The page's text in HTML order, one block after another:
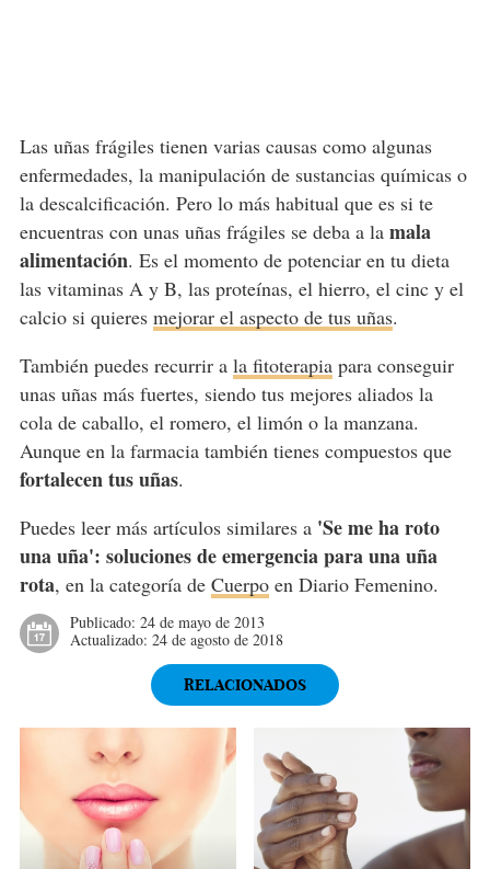
Las uñas frágiles tienen varias causas como algunas
enfermedades, la manipulación de sustancias químicas o
la descalcificación. Pero lo más habitual que es si te
encuentras con unas uñas frágiles se deba a la mala
alimentación. Es el momento de potenciar en tu dieta
las vitaminas A y B, las proteínas, el hierro, el cinc y el
calcio si quieres mejorar el aspecto de tus uñas.
También puedes recurrir a la fitoterapiapara conseguir
unas uñas más fuertes, siendo tus mejores aliados la
cola de caballo, el romero, el limón o la manzana.
Aunque en la farmacia también tienes compuestos que
fortalecen tus uñas.
Puedes leer más artículos similares a 'Se me ha roto
una uña': soluciones de emergencia para una uña
rota, en la categoría de Cuerpoen Diario Femenino.
Publicado: 24 de mayo de 2013
Actualizado: 24 de agosto de 2018
RELACIONADOS